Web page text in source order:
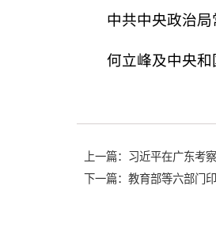
中共中央政治局
何立峰及中央和
上一篇：习近平在广东考
下一篇：教育部等六部门